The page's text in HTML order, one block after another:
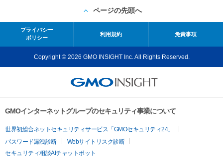
ページの先頭へ
プライバシー
ポリシー
利用規約 免責事項
Copyright © 2026 GMO INSIGHT Inc. All Rights Reserved.
GMOインターネットグループのセキュリティ事業について
世界初総合ネットセキュリティサービス「GMOセキュリティ24」
パスワード漏洩診断
Webサイトリスク診断
セキュリティ相談AIチャットボット